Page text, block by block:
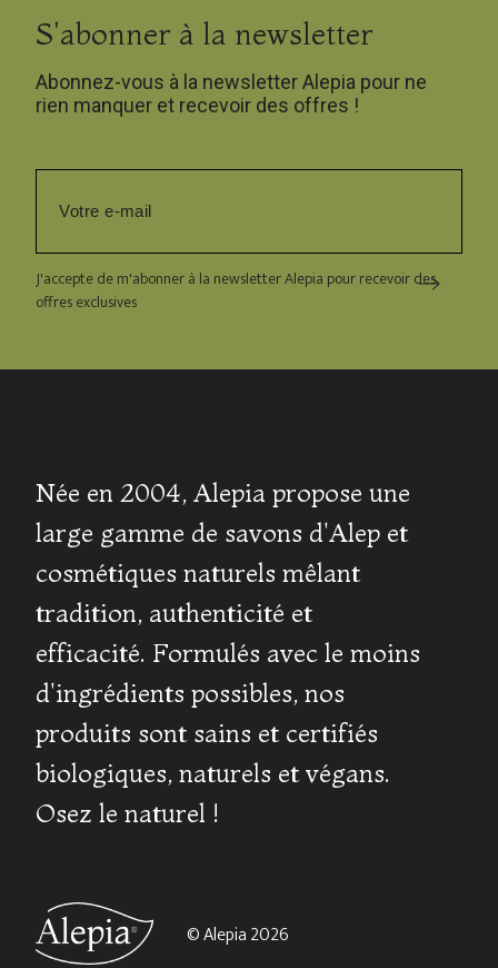
S'abonner à la newsletter
Abonnez-vous à la newsletter Alepia pour ne
rien manquer et recevoir des offres !
J'accepte de m'abonner à la newsletter Alepia pour recevoir des
offres exclusives
Née en 2004, Alepia propose une
large gamme de savons d'Alep et
cosmétiques naturels mêlant
tradition, authenticité et
efficacité. Formulés avec le moins
d'ingrédients possibles, nos
produits sont sains et certifiés
biologiques, naturels et végans.
Osez le naturel !
© Alepia 2026